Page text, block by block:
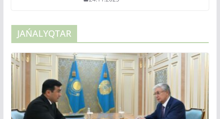
JAŃALYQTAR